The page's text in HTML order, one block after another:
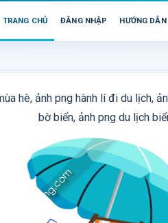
TRANG CHỦ ĐĂNG NHẬP HƯỚNG DẪN
hè, ảnh png hành lí đi du lịch,
bờ biển, ảnh png du lịch